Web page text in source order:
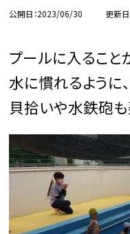
公開日 2023/06/30 更新日
プールに入ること
水に慣れるように
貝拾いや水鉄砲も